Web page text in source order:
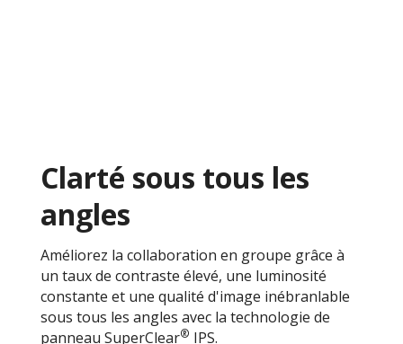
Clarté sous tous les
angles
Améliorez la collaboration en groupe grâce à
un taux de contraste élevé, une luminosité
constante et une qualité d'image inébranlable
sous tous les angles avec la technologie de
panneau SuperClear® IPS.